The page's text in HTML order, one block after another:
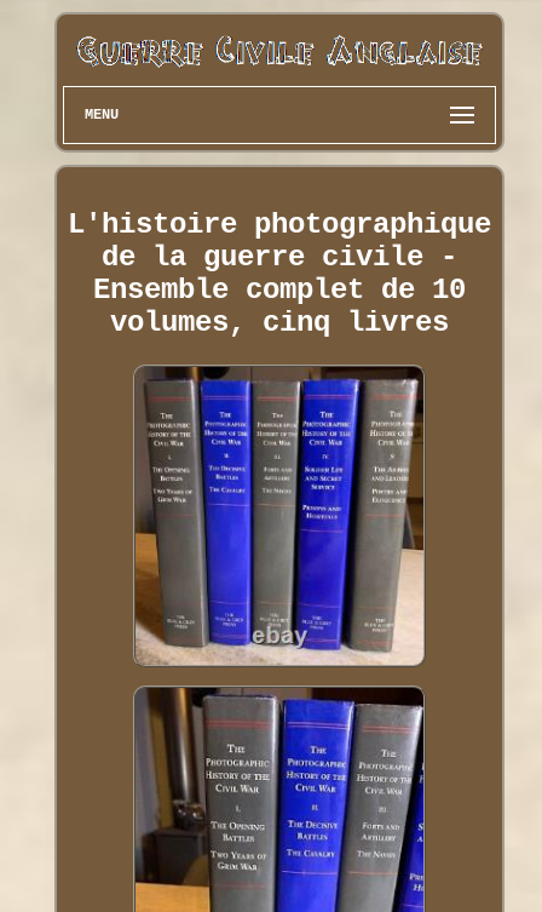
MENU
L'histoire photographique
de la guerre civile -
Ensemble complet de 10
volumes, cinq livres